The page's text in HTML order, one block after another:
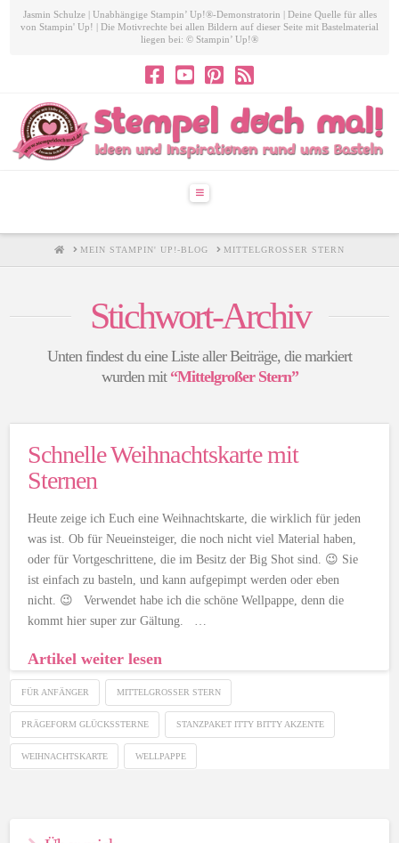
Jasmin Schulze | Unabhängige Stampin’ Up!®-Demonstratorin | Deine Quelle für alles
von Stampin' Up! | Die Motivrechte bei allen Bildern auf dieser Seite mit Bastelmaterial
liegen bei: © Stampin’ Up!®
Navigation
HOMEMEIN STAMPIN' UP!-BLOG MITTELGROSSER STERN
Stichwort-Archiv
Unten findest du eine Liste aller Beiträge, die markiert
wurden mit “Mittelgroßer Stern”
Schnelle Weihnachtskarte mit
Sternen
Heute zeige ich Euch eine Weihnachtskarte, die wirklich für jeden
was ist. Ob für Neueinsteiger, die noch nicht viel Material haben,
oder für Vortgeschrittene, die im Besitz der Big Shot sind. 😉 Sie
ist einfach zu basteln, und kann aufgepimpt werden oder eben
nicht. 😉 Verwendet habe ich die schöne Wellpappe, denn die
kommt hier super zur Gältung. …
Artikel weiter lesen
FÜR ANFÄNGER MITTELGROSSER STERN
PRÄGEFORM GLÜCKSSTERNE STANZPAKET ITTY BITTY AKZENTE
WEIHNACHTSKARTE WELLPAPPE